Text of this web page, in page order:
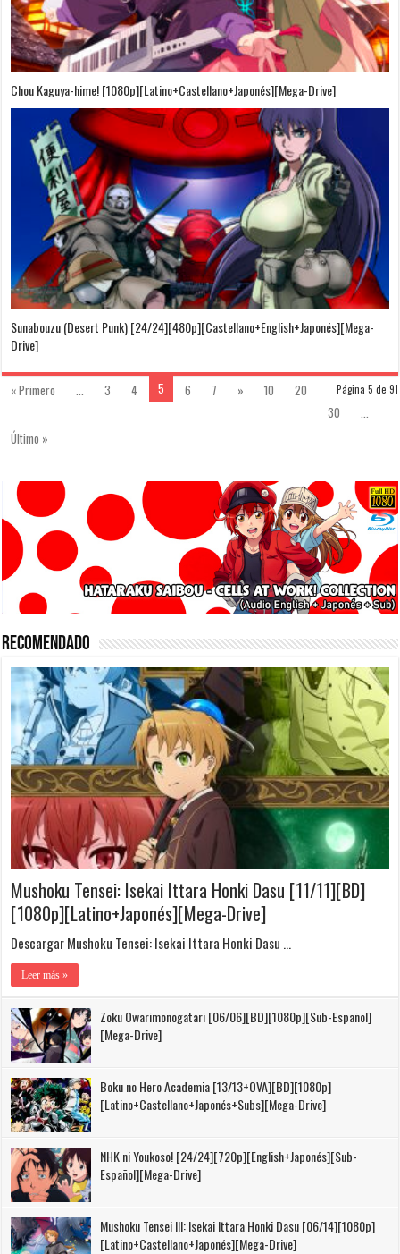
Chou Kaguya-hime! [1080p][Latino+Castellano+Japonés][Mega-Drive]
Sunabouzu (Desert Punk) [24/24][480p][Castellano+English+Japonés][Mega-
Drive]
Página 5 de 91
« Primero 3 4 5 6 7 » 10
20
30
Último »
Recomendado
Mushoku Tensei: Isekai Ittara Honki Dasu [11/11][BD]
[1080p][Latino+Japonés][Mega-Drive]
Descargar Mushoku Tensei: Isekai Ittara Honki Dasu …
Leer más »
Zoku Owarimonogatari [06/06][BD][1080p][Sub-Español]
[Mega-Drive]
Boku no Hero Academia [13/13+OVA][BD][1080p]
[Latino+Castellano+Japonés+Subs][Mega-Drive]
NHK ni Youkoso! [24/24][720p][English+Japonés][Sub-
Español][Mega-Drive]
Mushoku Tensei III: Isekai Ittara Honki Dasu [06/14][1080p]
[Latino+Castellano+Japonés][Mega-Drive]